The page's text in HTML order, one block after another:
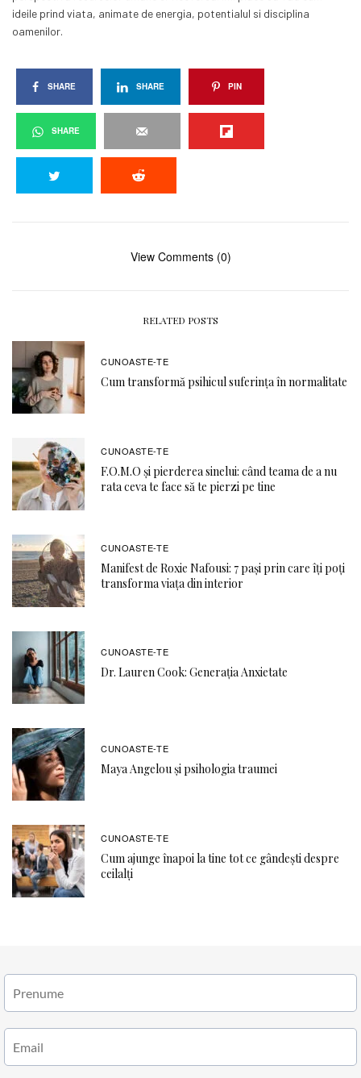
ideile prind viata, animate de energia, potentialul si disciplina
oamenilor.
SHARE SHARE PIN
SHARE
View Comments (0)
RELATED POSTS
CUNOASTE-TE
Cum transformă psihicul suferința în normalitate
CUNOASTE-TE
F.O.M.O şi pierderea sinelui: când teama de a nu
rata ceva te face să te pierzi pe tine
CUNOASTE-TE
Manifest de Roxie Nafousi: 7 pași prin care îți poți
transforma viața din interior
CUNOASTE-TE
Dr. Lauren Cook: Generația Anxietate
CUNOASTE-TE
Maya Angelou și psihologia traumei
CUNOASTE-TE
Cum ajunge înapoi la tine tot ce gândești despre
ceilalți